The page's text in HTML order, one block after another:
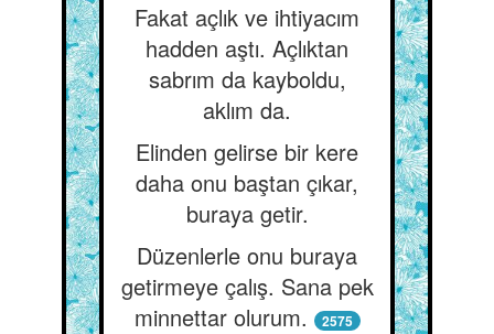
Fakat açlık ve ihtiyacım
hadden aştı. Açlıktan
sabrım da kayboldu,
aklım da.
Elinden gelirse bir kere
daha onu baştan çıkar,
buraya getir.
Düzenlerle onu buraya
getirmeye çalış. Sana pek
minnettar olurum.
2575